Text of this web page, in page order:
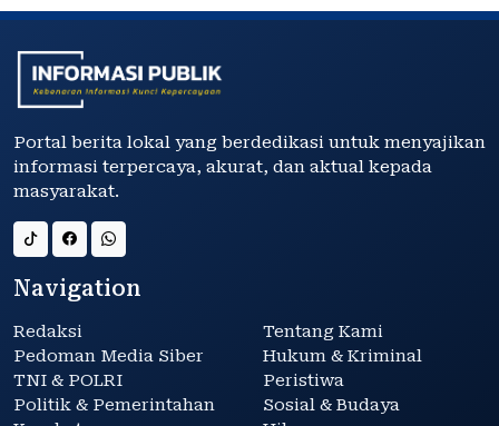
Portal berita lokal yang berdedikasi untuk menyajikan
informasi terpercaya, akurat, dan aktual kepada
masyarakat.
Navigation
Redaksi
Tentang Kami
Pedoman Media Siber
Hukum & Kriminal
TNI & POLRI
Peristiwa
Politik & Pemerintahan
Sosial & Budaya